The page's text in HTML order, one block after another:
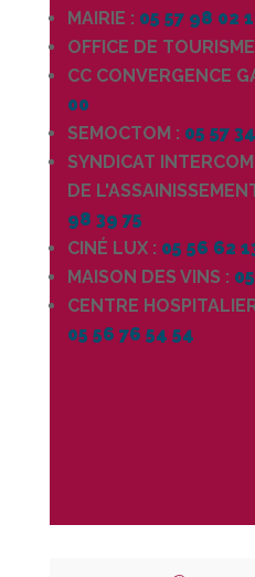
MAIRIE : 05 57 98 02
OFFICE DE
CC CONVERGENCE
00
SEMOCTOM : 05 57
SYNDICAT
DE
98 39 75
CINÉ LUX : 05 56 62
MAISON DES VINS :
CENTRE
05 56 76 54 54